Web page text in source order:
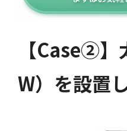
【Case②
W）を設置